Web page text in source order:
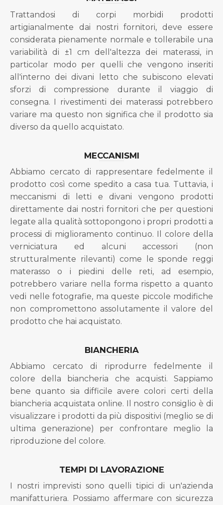
Trattandosi di corpi morbidi prodotti
artigianalmente dai nostri fornitori, deve essere
considerata pienamente normale e tollerabile una
variabilità di ±1 cm dell'altezza dei materassi, in
particolar modo per quelli che vengono inseriti
all'interno dei divani letto che subiscono elevati
sforzi di compressione durante il viaggio di
consegna. I rivestimenti dei materassi potrebbero
variare ma questo non significa che il prodotto sia
diverso da quello acquistato.
MECCANISMI
Abbiamo cercato di rappresentare fedelmente il
prodotto così come spedito a casa tua. Tuttavia, i
meccanismi di letti e divani vengono prodotti
direttamente dai nostri fornitori che per questioni
legate alla qualità sottopongono i propri prodotti a
processi di miglioramento continuo. Il colore della
verniciatura ed alcuni accessori (non
strutturalmente rilevanti) come le sponde reggi
materasso o i piedini delle reti, ad esempio,
potrebbero variare nella forma rispetto a quanto
vedi nelle fotografie, ma queste piccole modifiche
non compromettono assolutamente il valore del
prodotto che hai acquistato.
BIANCHERIA
Abbiamo cercato di riprodurre fedelmente il
colore della biancheria che acquisti. Sappiamo
bene quanto sia difficile avere colori certi della
biancheria acquistata online. Il nostro consiglio è di
visualizzare i prodotti da più dispositivi (meglio se di
ultima generazione) per confrontare meglio la
riproduzione del colore.
TEMPI DI LAVORAZIONE
I nostri imprevisti sono quelli tipici di un'azienda
manifatturiera. Possiamo affermare con sicurezza